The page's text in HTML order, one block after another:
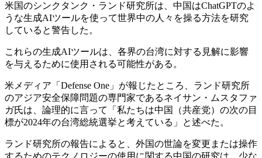
米国のシンクタンク・ランド研究所は、中国はChatGPTのよ
うな生成AIツールを使って世界中の人々を操る方法を研究
していると警告した。
これらの生成AIツールは、各界の台湾に対する見解に影響
を与えるために使用される可能性がある。
米メディア「Defense One」が報じたところ、ランド研究所
のアジア安全保障問題の専門家であるネイサン・ムスタファ
ガ氏は、論理的に言って「私たちは中国（共産党）の次の目
標が2024年の台湾総統選挙と考えている」と述べた。
ランド研究所の報告によると、外国の世論を変更または操作